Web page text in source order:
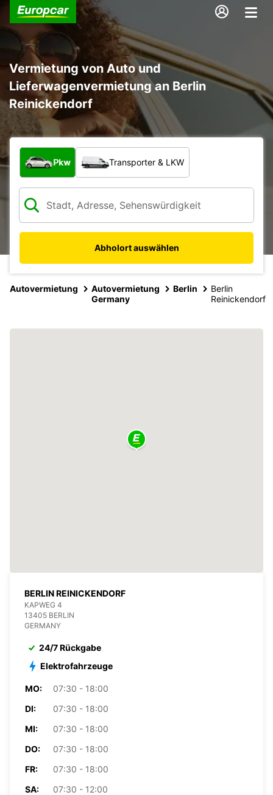
Vermietung von Auto und
Lieferwagenvermietung an Berlin
Reinickendorf
Welche Art von Fahrzeug?
Pkw Transporter & LKW
Abholort auswählen
Autovermietung
Autovermietung
Germany
Berlin
Berlin
Reinickendorf
BERLIN REINICKENDORF
KAPWEG 4
13405 BERLIN
GERMANY
24/7 Rückgabe
Elektrofahrzeuge
MO:
07:30 - 18:00
DI:
07:30 - 18:00
MI:
07:30 - 18:00
DO:
07:30 - 18:00
FR:
07:30 - 18:00
SA:
07:30 - 12:00